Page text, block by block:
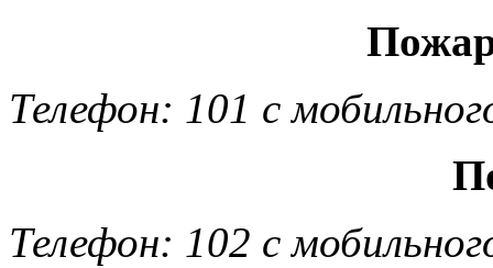
Телефон: 101 с
Телефон: 102 с